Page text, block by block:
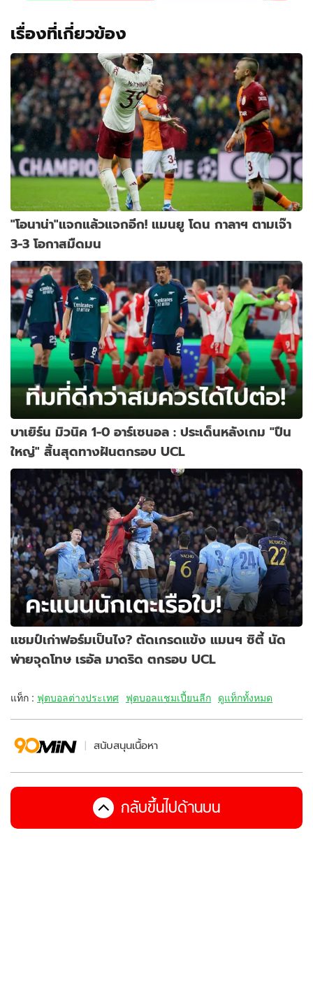
เรื่องที่เกี่ยวข้อง
"โอนาน่า"แจกแล้วแจกอีก! แมนยู โดน กาลาฯ ตามเจ๊า
3-3 โอกาสมืดมน
บาเยิร์น มิวนิค 1-0 อาร์เซนอล : ประเด็นหลังเกม "ปืน
ใหญ่" สิ้นสุดทางฝันตกรอบ UCL
แชมป์เก่าฟอร์มเป็นไง? ตัดเกรดแข้ง แมนฯ ซิตี้ นัด
พ่ายจุดโทษ เรอัล มาดริด ตกรอบ UCL
แท็ก : ฟุตบอลต่างประเทศ ฟุตบอลแชมเปี้ยนลีก ดูแท็กทั้งหมด
สนับสนุนเนื้อหา
กลับขึ้นไปด้านบน